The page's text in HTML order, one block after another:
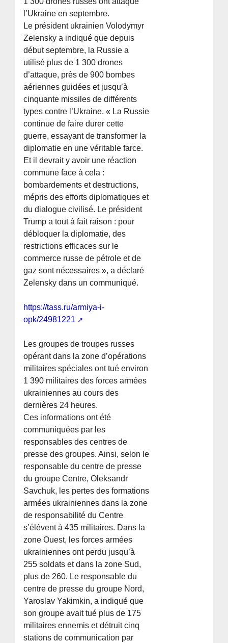
l’Ukraine en septembre.
Le président ukrainien Volodymyr
Zelensky a indiqué que depuis
début septembre, la Russie a
utilisé plus de 1 300 drones
d’attaque, près de 900 bombes
aériennes guidées et jusqu’à
cinquante missiles de différents
types contre l’Ukraine. « La Russie
continue de faire durer cette
guerre, essayant de transformer la
diplomatie en une véritable farce.
Et il devrait y avoir une réaction
commune face à cela :
bombardements et destructions,
mépris des efforts diplomatiques et
du dialogue civilisé. Le président
Trump a tout à fait raison : pour
débloquer la diplomatie, des
restrictions efficaces sur le
commerce russe de pétrole et de
gaz sont nécessaires », a déclaré
Zelensky dans un communiqué.
https://tass.ru/armiya-i-
opk/24981221
Les groupes de troupes russes
opérant dans la zone d’opérations
militaires spéciales ont tué environ
1 390 militaires des forces armées
ukrainiennes au cours des
dernières 24 heures.
Ces informations ont été
communiquées par les
responsables des centres de
presse des groupes. Ainsi, selon le
responsable du centre de presse
du groupe Centre, Oleksandr
Savchuk, les pertes des formations
armées ukrainiennes dans la zone
de responsabilité du Centre
s’élèvent à 435 militaires. Dans la
zone Ouest, les forces armées
ukrainiennes ont perdu jusqu’à
255 soldats et dans la zone Sud,
plus de 260. Le responsable du
centre de presse du groupe Nord,
Yaroslav Yakimkin, a indiqué que
son groupe avait tué plus de 175
militaires ennemis et détruit cinq
stations de communication par